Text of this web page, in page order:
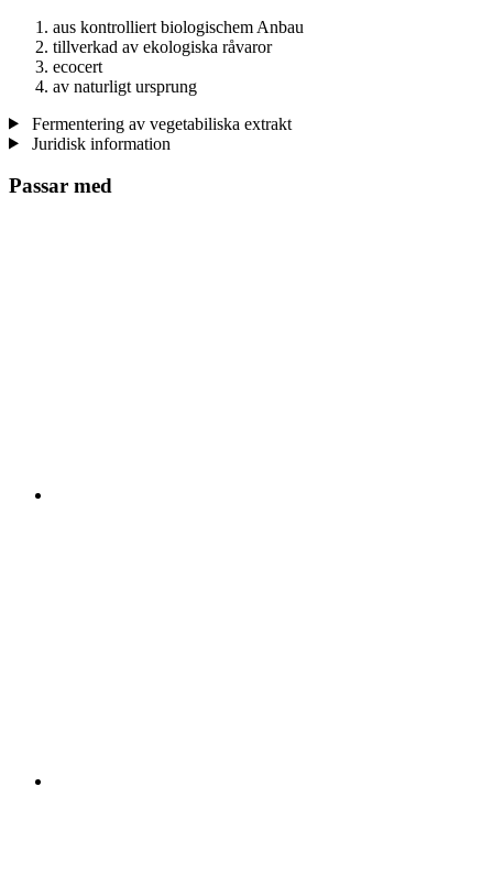
aus kontrolliert biologischem Anbau
tillverkad av ekologiska råvaror
ecocert
av naturligt ursprung
Fermentering av vegetabiliska extrakt
Juridisk information
Passar med